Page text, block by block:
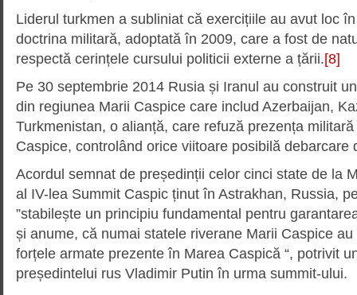
Liderul turkmen a subliniat că exercițiile au avut loc
doctrina militară, adoptată în 2009, care a fost de
respectă cerințele cursului politicii externe a țării.[8]
Pe 30 septembrie 2014 Rusia și Iranul au construit
din regiunea Marii Caspice care includ Azerbaijan,
Turkmenistan, o alianță, care refuză prezența
Caspice, controlând orice viitoare posibilă debarcare
Acordul semnat de președinții celor cinci state de la
al IV-lea Summit Caspic ținut în Astrakhan, Russia,
”stabilește un principiu fundamental pentru
și anume, că numai statele riverane Marii Caspice
forțele armate prezente în Marea Caspică “, potrivit
președintelui rus Vladimir Putin în urma summit-ului.